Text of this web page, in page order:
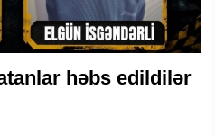
həbs edildilər